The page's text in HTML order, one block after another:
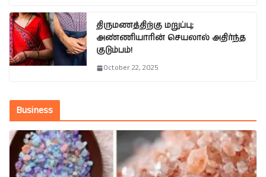
திருமணத்திற்கு மறுப்பு;
அண்ணியாரின் செயலால் அதிர்ந்த
குடும்பம்!
October 22, 2025
Business